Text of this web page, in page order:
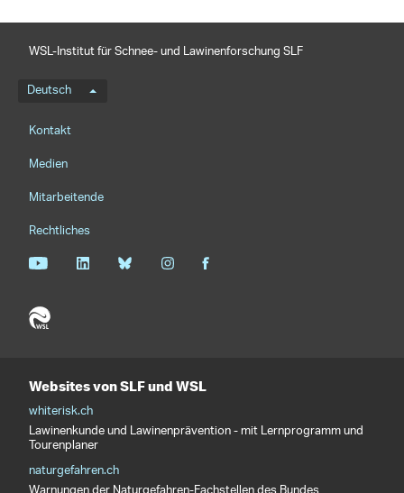
WSL-Institut für Schnee- und Lawinenforschung SLF
Sprachmenü
Deutsch
Footernavigation
Kontakt
Medien
Mitarbeitende
Rechtliches
Websites von SLF und WSL
whiterisk.ch
Lawinenkunde und Lawinenprävention - mit Lernprogramm und
Tourenplaner
naturgefahren.ch